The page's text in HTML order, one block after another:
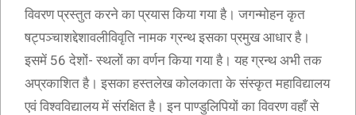
विवरण प्रस्तुत करने का प्रयास किया गया है। जगन्मोहन कृत
षट्पञ्चाशद्देशावलीविवृति नामक ग्रन्थ इसका प्रमुख आधार है।
इसमें 56 देशों- स्थलों का वर्णन किया गया है। यह ग्रन्थ अभी तक
अप्रकाशित है। इसका हस्तलेख कोलकाता के संस्कृत महाविद्यालय
एवं विश्वविद्यालय में संरक्षित है। इन पाण्डुलिपियों का विवरण वहाँ से